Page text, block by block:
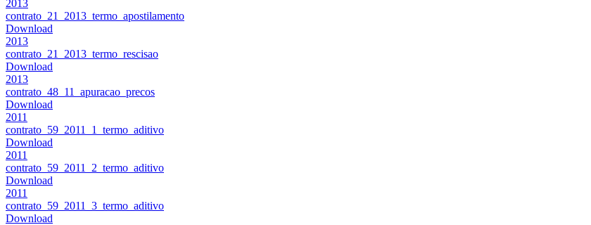
2013
contrato_21_2013_termo_apostilamento
Download
2013
contrato_21_2013_termo_rescisao
Download
2013
contrato_48_11_apuracao_precos
Download
2011
contrato_59_2011_1_termo_aditivo
Download
2011
contrato_59_2011_2_termo_aditivo
Download
2011
contrato_59_2011_3_termo_aditivo
Download